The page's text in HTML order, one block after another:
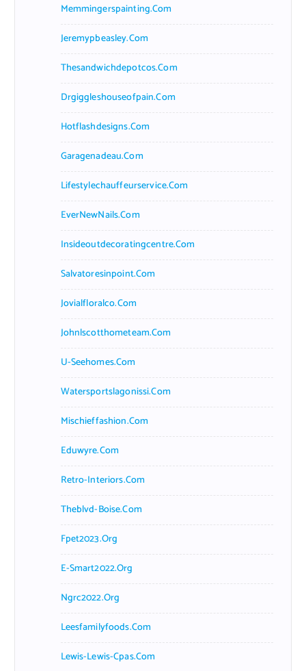
Memmingerspainting.com
Jeremypbeasley.com
Thesandwichdepotcos.com
Drgiggleshouseofpain.com
Hotflashdesigns.com
Garagenadeau.com
Lifestylechauffeurservice.com
EverNewNails.com
Insideoutdecoratingcentre.com
Salvatoresinpoint.com
Jovialfloralco.com
Johnlscotthometeam.com
U-Seehomes.com
Watersportslagonissi.com
Mischieffashion.com
Eduwyre.com
Retro-Interiors.com
Theblvd-Boise.com
Fpet2023.org
E-Smart2022.org
Ngrc2022.org
Leesfamilyfoods.com
Lewis-Lewis-Cpas.com